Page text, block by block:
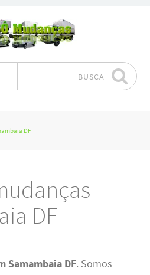
BUSCA
DF
DF
Samambaia DF. Somos